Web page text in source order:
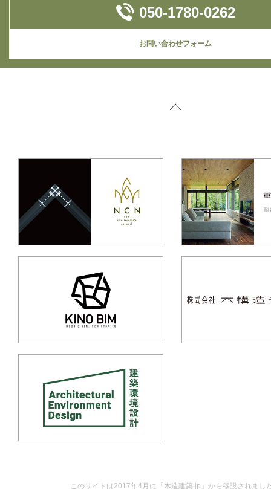
050-1780-0262
お問い合わせフォーム
このサイトは2017年4月に「木造建築.jp」から移設されまし